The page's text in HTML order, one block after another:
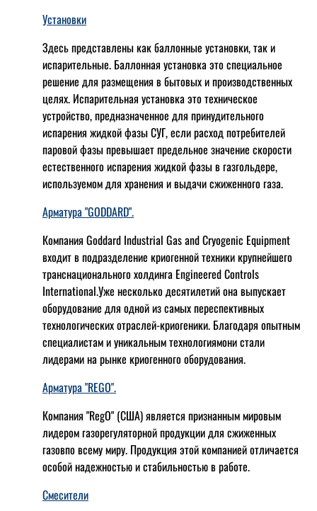
Установки
Здесь представлены как баллонные установки, так и
испарительные. Баллонная установка это специальное
решение для размещения в бытовых и производственных
целях. Испарительная установка это техническое
устройство, предназначенное для принудительного
испарения жидкой фазы СУГ, если расход потребителей
паровой фазы превышает предельное значение скорости
естественного испарения жидкой фазы в газгольдере,
используемом для хранения и выдачи сжиженного газа.
Арматура "GODDARD".
Компания Goddard Industrial Gas and Cryogenic Equipment
входит в подразделение криогенной техники крупнейшего
транснационального холдинга Engineered Controls
International.Уже несколько десятилетий она выпускает
оборудование для одной из самых переспективных
технологических отраслей-криогеники. Благодаря опытным
специалистам и уникальным технологиямони стали
лидерами на рынке криогенного оборудования.
Арматура "REGO".
Компания "RegO" (США) является признанным мировым
лидером газорегуляторной продукции для сжиженных
газовпо всему миру. Продукция этой компанией отличается
особой надежностью и стабильностью в работе.
Смесители